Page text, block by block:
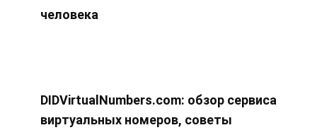
человека
DIDVirtualNumbers.com: обзор сервиса
виртуальных номеров, советы